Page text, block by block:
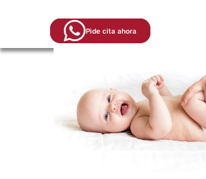
Contacto
Pide cita ahora